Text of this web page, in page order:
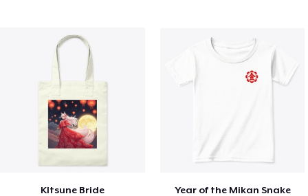
KItsune Bride Year of the Mikan Snake